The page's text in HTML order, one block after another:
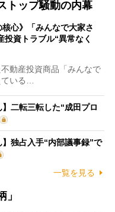
トップ騒動の内幕
核心》「みんなで大家さ
資トラブル“異常なく
動産投資商品「みんなで
いる…
二転三転した“成田プロ
】独占入手“内部議事録”で
一覧を見る